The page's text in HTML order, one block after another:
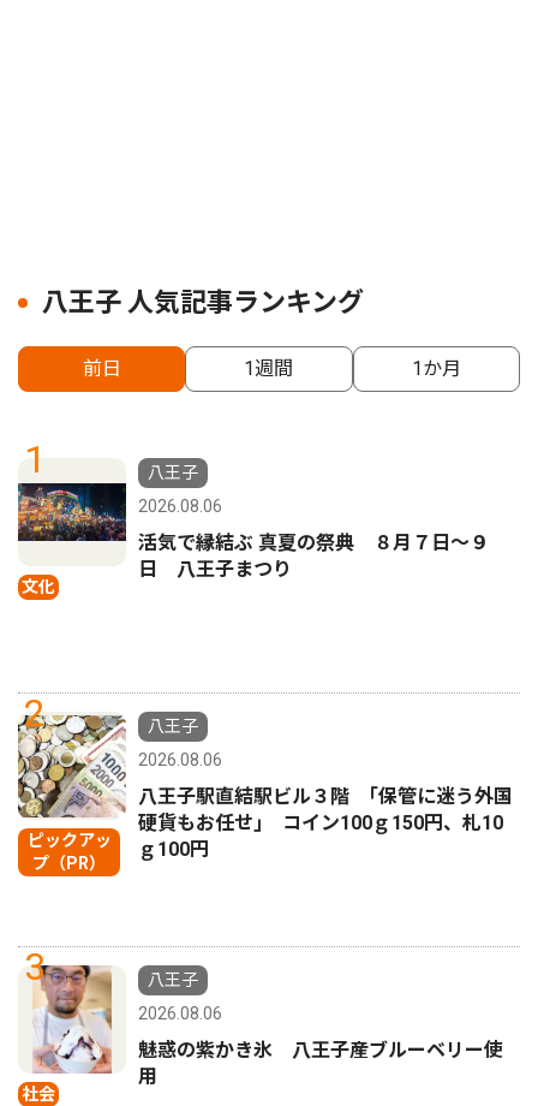
八王子 人気記事ランキング
前日 1週間 1か月
1
文化
八王子
2026.08.06
活気で縁結ぶ 真夏の祭典 ８月７日〜９
日 八王子まつり
2
ピックアッ
プ（PR）
八王子
2026.08.06
八王子駅直結駅ビル３階 ｢保管に迷う外国
硬貨もお任せ｣ コイン100ｇ150円、札10
ｇ100円
3
社会
八王子
2026.08.06
魅惑の紫かき氷 八王子産ブルーベリー使
用